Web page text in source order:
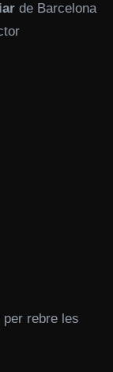
de Barcelona
per rebre les